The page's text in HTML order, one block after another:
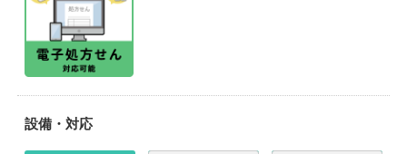
設備・対応